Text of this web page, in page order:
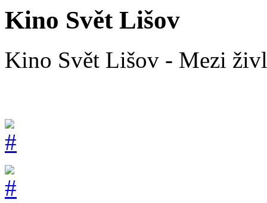
Kino Svět Lišov
Kino Svět Lišov - Mezi